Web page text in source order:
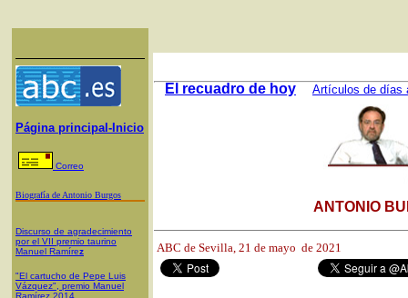
Página principal-Inicio
Correo
Biografía de Antonio Burgos
Discurso de agradecimiento
por el VII premio taurino
Manuel Ramírez
"El cartucho de Pepe Luis
Vázquez", premio Manuel
Ramírez 2014
El recuadro de hoy Artículos de días
ANTONIO
ABC de Sevilla, 21 de mayo de 2021